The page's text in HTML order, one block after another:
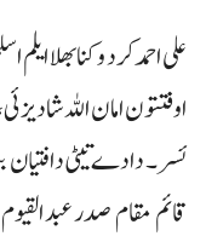
علی احمد کرد و کنا بھلا
اوفتتون امان اللہ
ئسر۔ دا دے تیٹی
قائم مقام صدر